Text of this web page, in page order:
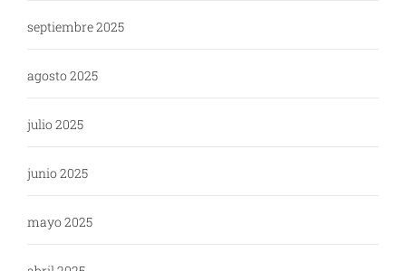
septiembre 2025
agosto 2025
julio 2025
junio 2025
mayo 2025